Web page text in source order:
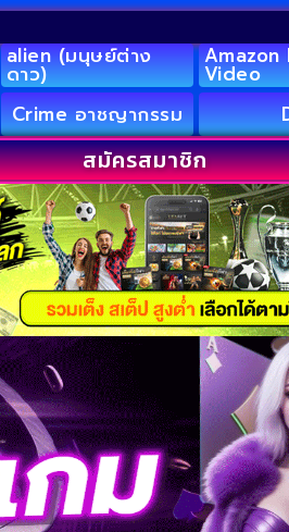
alien (มนุษย์ต่าง
ดาว)
Amazon
Video
Crime อาชญากรรม
สมัครสมาชิก